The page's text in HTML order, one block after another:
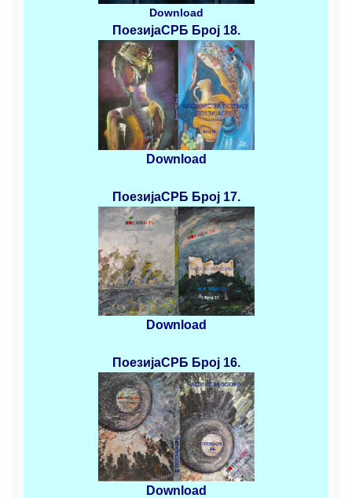
Download
ПоезијаСРБ Број 18.
Download
ПоезијаСРБ Број 17.
Download
ПоезијаСРБ Број 16.
Download